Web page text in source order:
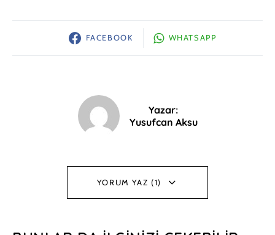
FACEBOOK WHATSAPP
Yazar:
Yusufcan Aksu
YORUM YAZ (1)